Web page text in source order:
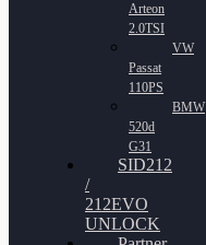
Arteon
2.0TSI
VW
Passat
110PS
BMW
520d
G31
SID212
/
212EVO
UNLOCK